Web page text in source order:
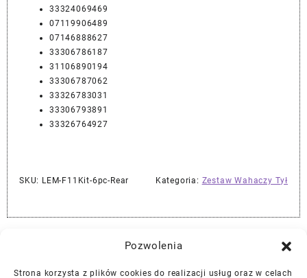
Pozwolenia
Strona korzysta z plików cookies do realizacji usług oraz w celach
33324069469
07119906489
07146888627
33306786187
31106890194
33306787062
33326783031
33306793891
33326764927
SKU: LEM-F11Kit-6pc-Rear Kategoria: Zestaw Wahaczy Tył
Najlepszej Jakości Części Samochodowe z Gwarancją Dożywotnią!*